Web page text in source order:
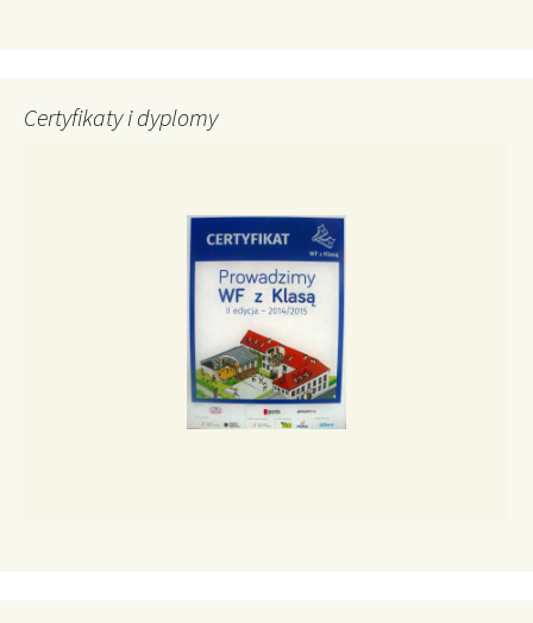
Certyfikaty i dyplomy